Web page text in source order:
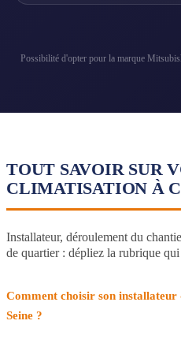
Possibilité d'opter pour la marque
TOUT SAVOIR SUR
CLIMATISATION À
Installateur, déroulement du
de quartier : dépliez la rubrique qui
Comment choisir son
Seine ?